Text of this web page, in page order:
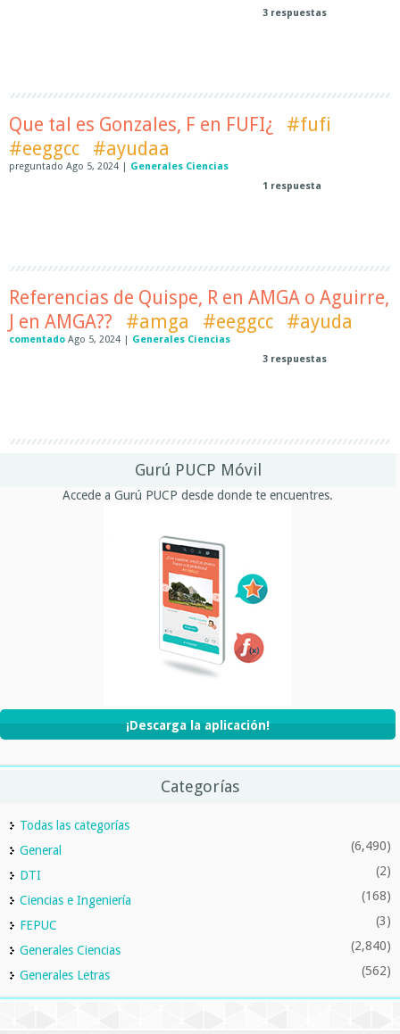
3 respuestas
Que tal es Gonzales, F en FUFI¿
#fufi
#eeggcc
#ayudaa
preguntado Ago 5, 2024 | Generales Ciencias
1 respuesta
Referencias de Quispe, R en AMGA o Aguirre,
J en AMGA??
#amga #eeggcc #ayuda
comentado Ago 5, 2024 | Generales Ciencias
3 respuestas
Gurú PUCP Móvil
Accede a Gurú PUCP desde donde te encuentres.
¡Descarga la aplicación!
Categorías
Todas las categorías
General
(6,490)
DTI (2)
Ciencias e Ingeniería (168)
FEPUC (3)
Generales Ciencias (2,840)
Generales Letras (562)